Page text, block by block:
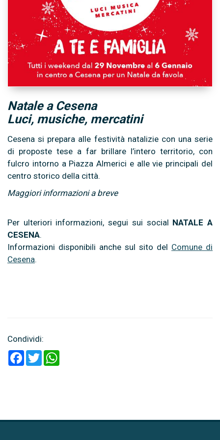
Natale a Cesena
Luci, musiche, mercatini
Cesena si prepara alle festività natalizie con una serie
di proposte tese a far brillare l’intero territorio, con
fulcro intorno a Piazza Almerici e alle vie principali del
centro storico della città.
Maggiori informazioni a breve
Per ulteriori informazioni, segui sui social NATALE A
CESENA.
Informazioni disponibili anche sul sito del Comune di
Cesena.
Condividi:
Facebook
Twitter